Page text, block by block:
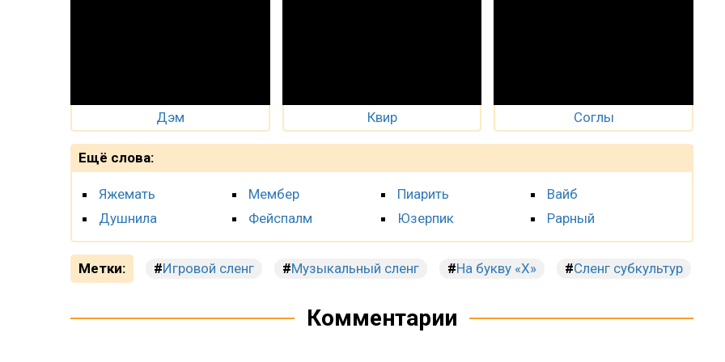
Дэм Квир Соглы
Ещё слова:
Яжемать
Душнила
Мембер
Фейспалм
Пиарить
Юзерпик
Вайб
Рарный
Метки: Игровой сленг Музыкальный сленг На букву «Х» Сленг субкультур
Комментарии